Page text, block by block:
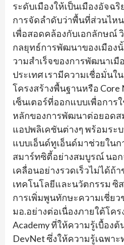
ระดับเมืองให้เป็นเมืองอัจฉ
การจัดลำดับว่าพื้นที่ส่วนไห
เพื่อสอดคล้องกับเอกลักษณ์
กลยุทธ์การพัฒนาของเมือง
วามสำเร็จของการพัฒนาเมื
ประเทศ เรามีความเชื่อมั่นใ
โครงสร้างพื้นฐานหรือ Core
เซ็นเตอร์ที่ออกแบบเพื่อการ
หลักของการพัฒนาต่อยอดส
แอปพลิเคชันต่างๆ พร้อมระ
แบบเอ็นด์ทูเอ็นด์มาช่วยใน
สมาร์ทซิตี้อย่างสมบูรณ์ นอ
เคลื่อนอย่างรวดเร็วไม่ได้ถ้
เทคโนโลยีและนวัตกรรม
การเพิ่มพูนทักษะความเชี่ย
มอ.อย่างต่อเนื่องภายใต้โคร
Academy ที่ให้ความรู้เบื้อง
DevNet ซึ่งให้ความรู้เฉพาะ